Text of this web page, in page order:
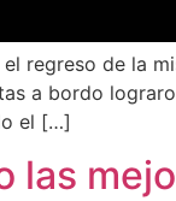
regreso de la
a bordo
el […]
las